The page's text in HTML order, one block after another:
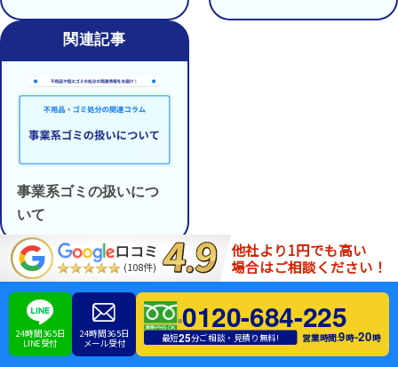
事業系ゴミの扱いにつ
いて
松戸市の粗大ゴミの戸別回収
口コミ
(108件)
他社より1円でも高い
場合はご相談ください！
24時間365日
LINE受付
24時間365日
メール受付
0120-684-225
最短25分ご相談・見積り無料! 営業時間:9時-20時